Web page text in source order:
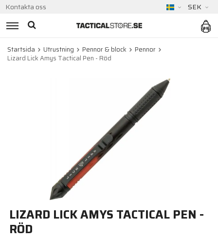
Kontakta oss SEK
Startsida Utrustning Pennor & block
Pennor
Lizard Lick Amys Tactical Pen - Röd
LIZARD LICK AMYS TACTICAL PEN -
RÖD